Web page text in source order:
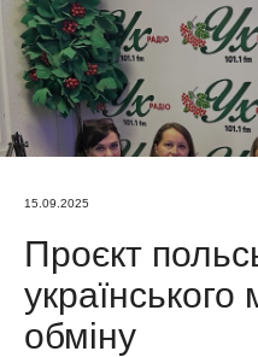
15.09.2025
Проєкт
українського
обміну